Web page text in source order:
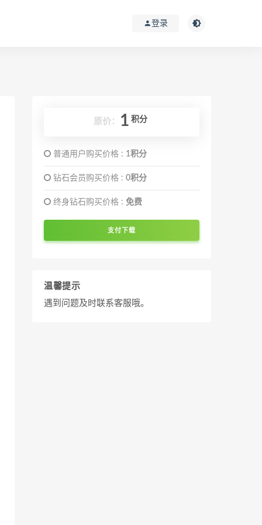
登录
原价： 1 积分
普通用户购买价格 : 1积分
钻石会员购买价格 : 0积分
终身钻石购买价格 : 免费
支付下载
温馨提示
遇到问题及时联系客服哦。